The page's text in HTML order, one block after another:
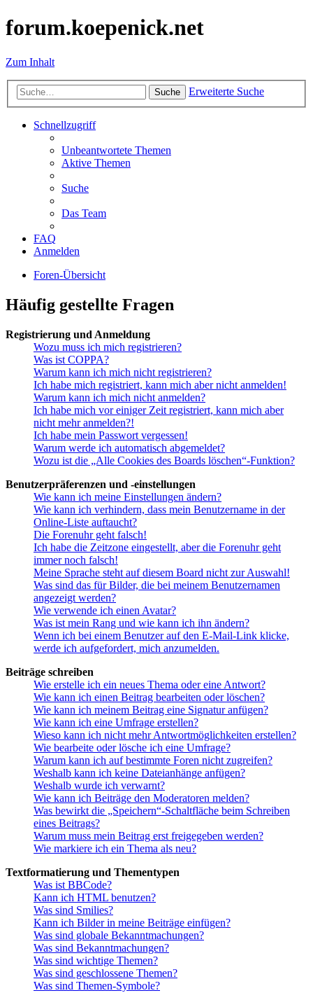
forum.koepenick.net
Zum Inhalt
Suche Erweiterte Suche
Schnellzugriff
Unbeantwortete Themen
Aktive Themen
Suche
Das Team
FAQ
Anmelden
Foren-Übersicht
Häufig gestellte Fragen
Registrierung und Anmeldung
Wozu muss ich mich registrieren?
Was ist COPPA?
Warum kann ich mich nicht registrieren?
Ich habe mich registriert, kann mich aber nicht anmelden!
Warum kann ich mich nicht anmelden?
Ich habe mich vor einiger Zeit registriert, kann mich aber
nicht mehr anmelden?!
Ich habe mein Passwort vergessen!
Warum werde ich automatisch abgemeldet?
Wozu ist die „Alle Cookies des Boards löschen“-Funktion?
Benutzerpräferenzen und -einstellungen
Wie kann ich meine Einstellungen ändern?
Wie kann ich verhindern, dass mein Benutzername in der
Online-Liste auftaucht?
Die Forenuhr geht falsch!
Ich habe die Zeitzone eingestellt, aber die Forenuhr geht
immer noch falsch!
Meine Sprache steht auf diesem Board nicht zur Auswahl!
Was sind das für Bilder, die bei meinem Benutzernamen
angezeigt werden?
Wie verwende ich einen Avatar?
Was ist mein Rang und wie kann ich ihn ändern?
Wenn ich bei einem Benutzer auf den E-Mail-Link klicke,
werde ich aufgefordert, mich anzumelden.
Beiträge schreiben
Wie erstelle ich ein neues Thema oder eine Antwort?
Wie kann ich einen Beitrag bearbeiten oder löschen?
Wie kann ich meinem Beitrag eine Signatur anfügen?
Wie kann ich eine Umfrage erstellen?
Wieso kann ich nicht mehr Antwortmöglichkeiten erstellen?
Wie bearbeite oder lösche ich eine Umfrage?
Warum kann ich auf bestimmte Foren nicht zugreifen?
Weshalb kann ich keine Dateianhänge anfügen?
Weshalb wurde ich verwarnt?
Wie kann ich Beiträge den Moderatoren melden?
Was bewirkt die „Speichern“-Schaltfläche beim Schreiben
eines Beitrags?
Warum muss mein Beitrag erst freigegeben werden?
Wie markiere ich ein Thema als neu?
Textformatierung und Thementypen
Was ist BBCode?
Kann ich HTML benutzen?
Was sind Smilies?
Kann ich Bilder in meine Beiträge einfügen?
Was sind globale Bekanntmachungen?
Was sind Bekanntmachungen?
Was sind wichtige Themen?
Was sind geschlossene Themen?
Was sind Themen-Symbole?